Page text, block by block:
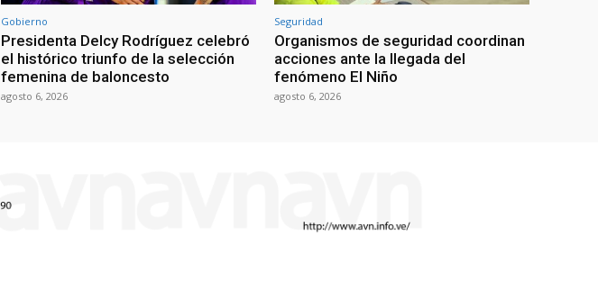
Gobierno
Presidenta Delcy Rodríguez celebró
el histórico triunfo de la selección
femenina de baloncesto
agosto 6, 2026
Seguridad
Organismos de seguridad coordinan
acciones ante la llegada del
fenómeno El Niño
agosto 6, 2026